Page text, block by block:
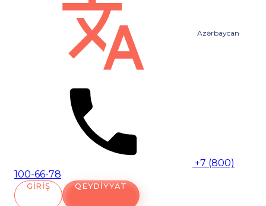
Azərbaycan
+7 (800)
100-66-78
GIRIŞ QEYDIYYAT